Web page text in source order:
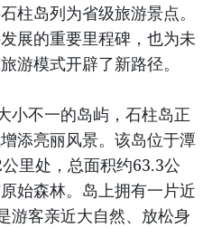
柱岛列为省级旅游景点。
展的重要里程碑，也为未
游模式开辟了新路径。
小不一的岛屿，石柱岛正
添亮丽风景。该岛位于潭
里处，总面积约63.3公
始森林。岛上拥有一片近
游客亲近大自然、放松身